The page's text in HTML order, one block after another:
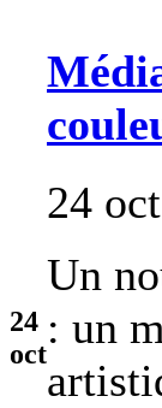
24
oct
24 oct
Un
: un